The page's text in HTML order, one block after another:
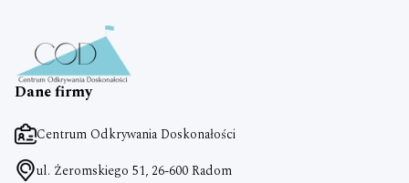
Dane firmy
Centrum Odkrywania Doskonałości
ul. Żeromskiego 51, 26-600 Radom